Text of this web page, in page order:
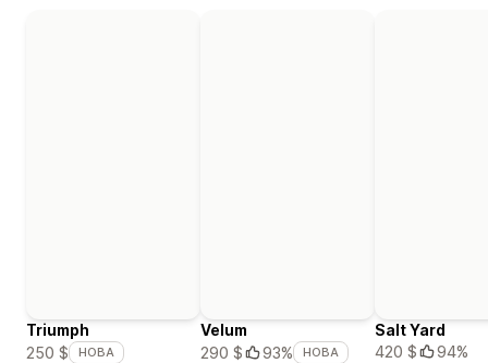
Triumph
250 $
НОВА
Velum
290 $
93% НОВА
Salt Yard
420 $
94%